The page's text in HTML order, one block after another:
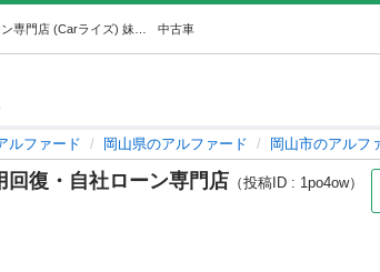
中古車
ルファード 岡山県のアルファード 岡山市のアルフ
回復・自社ローン専門店 （投稿ID : 1po4ow）